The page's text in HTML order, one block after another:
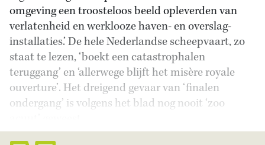
omgeving een troosteloos beeld opleverden van
verlatenheid en werklooze haven- en overslag-
installaties.’ De hele Nederlandse scheepvaart, zo
staat te lezen, ‘boekt een catastrophalen
teruggang’ en ‘allerwege blijft het misère royale
ouverture’. Het dreigend gevaar van ‘finalen
ondergang’ is volgens het blad nog nooit ‘zoo